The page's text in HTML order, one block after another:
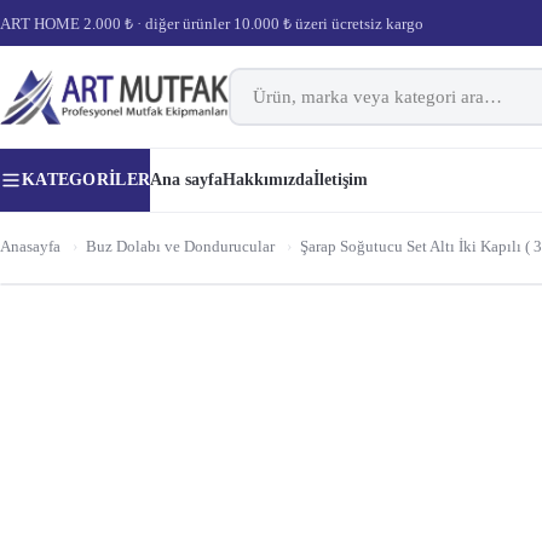
ART HOME 2.000 ₺ · diğer ürünler 10.000 ₺ üzeri ücretsiz kargo
KATEGORILERAna sayfaHakkımızdaİletişim
Anasayfa › Buz Dolabı ve Dondurucular › Şarap Soğutucu Set Altı İki Kapılı (